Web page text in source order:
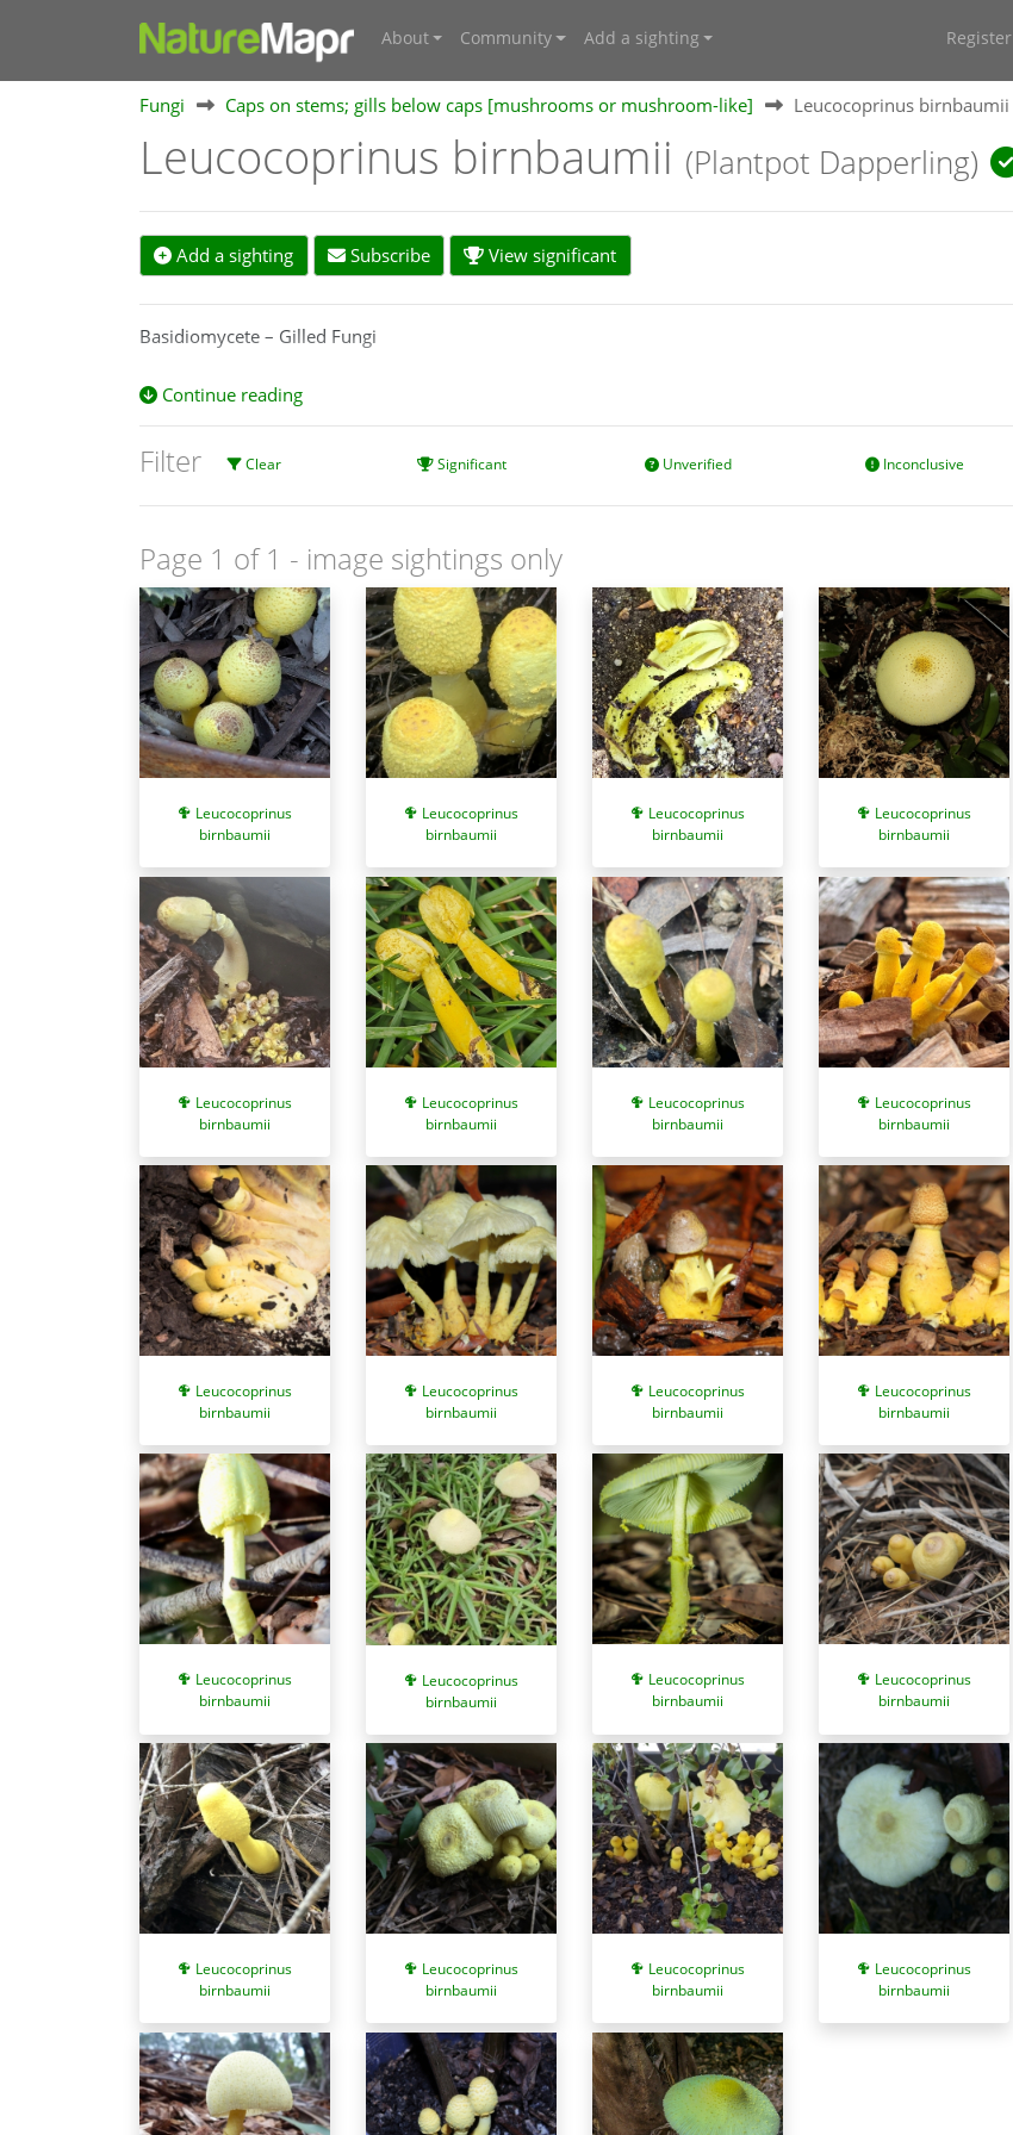
About Community Add a sighting Register
Fungi Caps on stems; gills below caps [mushrooms or mushroom-like] Leucocoprinus birnbaumii
Leucocoprinus birnbaumii (Plantpot Dapperling)
Add a sighting Subscribe View significant
Basidiomycete – Gilled Fungi
Continue reading
Filter Clear Significant Unverified Inconclusive
Page 1 of 1 - image sightings only
Leucocoprinus
birnbaumii
Leucocoprinus
birnbaumii
Leucocoprinus
birnbaumii
Leucocoprinus
birnbaumii
Leucocoprinus
birnbaumii
Leucocoprinus
birnbaumii
Leucocoprinus
birnbaumii
Leucocoprinus
birnbaumii
Leucocoprinus
birnbaumii
Leucocoprinus
birnbaumii
Leucocoprinus
birnbaumii
Leucocoprinus
birnbaumii
Leucocoprinus
birnbaumii
Leucocoprinus
birnbaumii
Leucocoprinus
birnbaumii
Leucocoprinus
birnbaumii
Leucocoprinus
birnbaumii
Leucocoprinus
birnbaumii
Leucocoprinus
birnbaumii
Leucocoprinus
birnbaumii